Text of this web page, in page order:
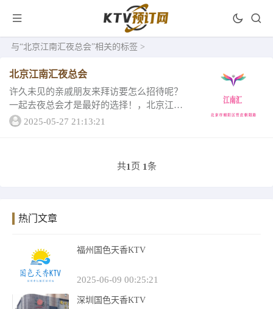
与“北京江南汇夜总会”相关的标签 >
北京江南汇夜总会
许久未见的亲戚朋友来拜访要怎么招待呢？
一起去夜总会才是最好的选择！，北京江南
汇夜总会是你招待朋友的好地方，现在就和
2025-05-27 21:13:21
共1 页 1条
热门文章
福州国色天香KTV
2025-06-09 00:25:21
深圳国色天香KTV